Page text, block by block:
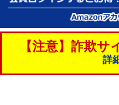
【注意】詐欺
詳